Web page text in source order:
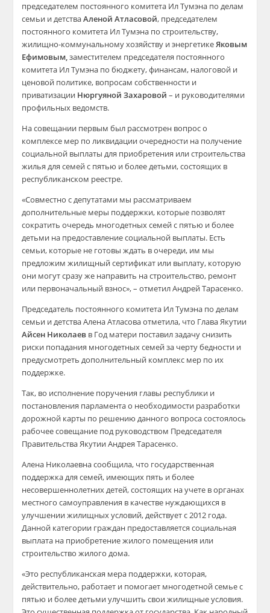
председателем постоянного комитета Ил Тумэна по делам
семьи и детстваАленой Атласовой, председателем
постоянного комитета Ил Тумэна по строительству,
жилищно-коммунальному хозяйству и энергетикеЯковым
Ефимовым,заместителем председателя постоянного
комитета Ил Тумэна по бюджету, финансам, налоговой и
ценовой политике, вопросам собственности и
приватизации Нюргуяной Захаровой – и руководителями
профильных ведомств.
На совещании первым был рассмотрен вопрос о
комплексе мер по ликвидации очередности на получение
социальной выплаты для приобретения или строительства
жилья для семей с пятью и более детьми, состоящих в
республиканском реестре.
«Совместно с депутатами мы рассматриваем
дополнительные меры поддержки, которые позволят
сократить очередь многодетных семей с пятью и более
детьми на предоставление социальной выплаты. Есть
семьи, которые не готовы ждать в очереди, им мы
предложим жилищный сертификат или выплату, которую
они могут сразу же направить на строительство, ремонт
или первоначальный взнос», – отметил Андрей Тарасенко.
Председатель постоянного комитета Ил Тумэна по делам
семьи и детства Алена Атласова отметила, что Глава Якутии
Айсен Николаев в Год матери поставил задачу снизить
риски попадания многодетных семей за черту бедности и
предусмотреть дополнительный комплекс мер по их
поддержке.
Так, во исполнение поручения главы республики и
постановления парламента о необходимости разработки
дорожной карты по решению данного вопроса состоялось
рабочее совещание под руководством Председателя
Правительства Якутии Андрея Тарасенко.
Алена Николаевна сообщила, что государственная
поддержка для семей, имеющих пять и более
несовершеннолетних детей, состоящих на учете в органах
местного самоуправления в качестве нуждающихся в
улучшении жилищных условий, действует с 2012 года.
Данной категории граждан предоставляется социальная
выплата на приобретение жилого помещения или
строительство жилого дома.
«Это республиканская мера поддержки, которая,
действительно, работает и помогает многодетной семье с
пятью и более детьми улучшить свои жилищные условия.